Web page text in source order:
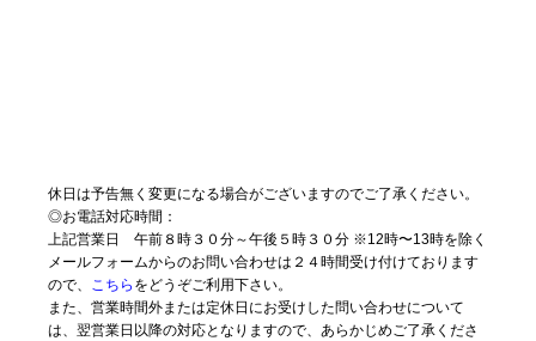
休日は予告無く変更になる場合がございますのでご了承ください。
◎お電話対応時間：
上記営業日 午前８時３０分～午後５時３０分 ※12時〜13時を除く
メールフォームからのお問い合わせは２４時間受け付けております
ので、 こちら をどうぞご利用下さい。
また、営業時間外または定休日にお受けした問い合わせについて
は、翌営業日以降の対応となりますので、あらかじめご了承くださ